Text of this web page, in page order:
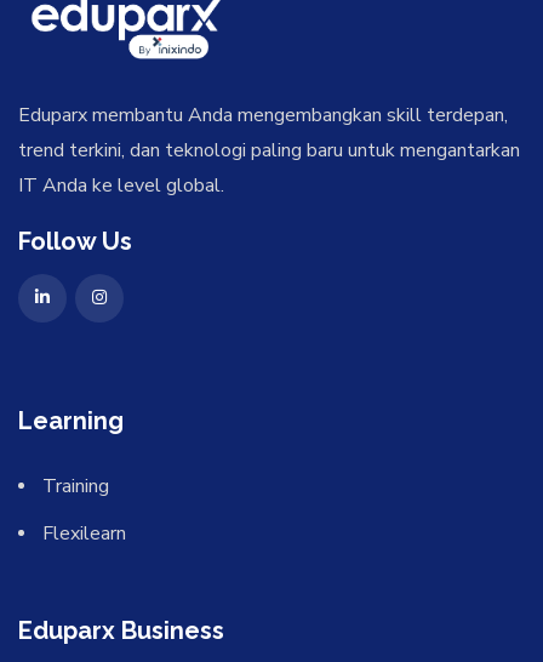
Eduparx membantu Anda mengembangkan skill terdepan,
trend terkini, dan teknologi paling baru untuk mengantarkan
IT Anda ke level global.
Follow Us
Learning
Training
Flexilearn
Eduparx Business